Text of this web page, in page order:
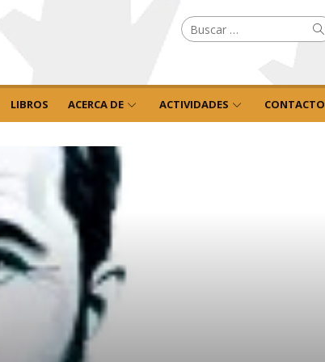
Buscar
por:
LIBROS ACERCA DE ACTIVIDADES CONTACTO